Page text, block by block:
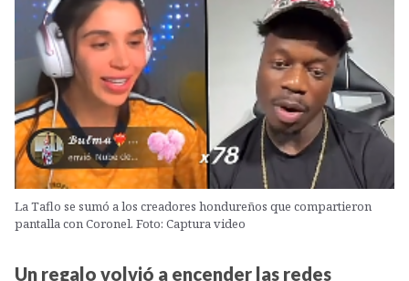
La Taflo se sumó a los creadores hondureños que compartieron
pantalla con Coronel. Foto: Captura video
Un regalo volvió a encender las redes